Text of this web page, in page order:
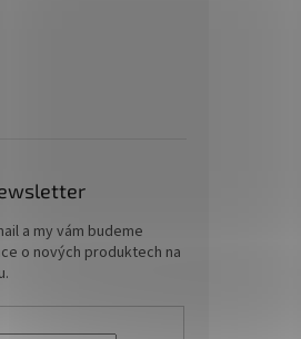
a my vám budeme
o nových produktech na